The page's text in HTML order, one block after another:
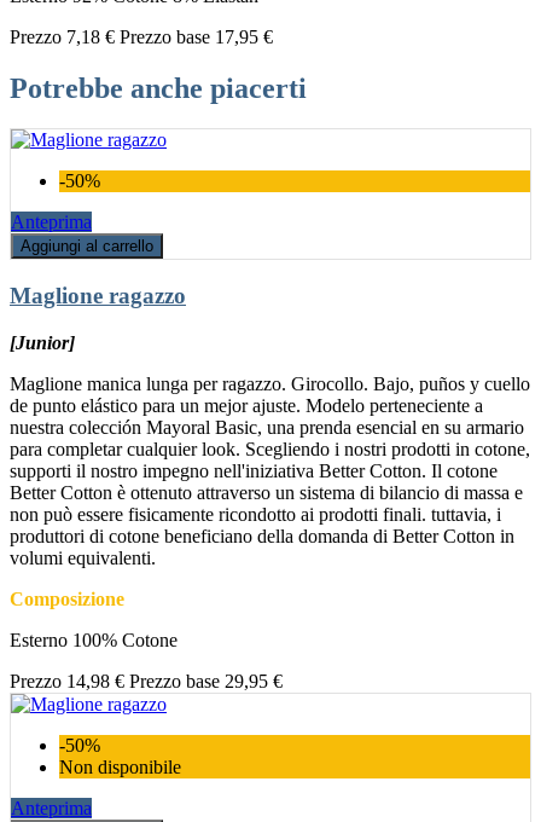
Prezzo 7,18 € Prezzo base 17,95 €
Potrebbe anche piacerti
-50%
Anteprima
Aggiungi al carrello
Maglione ragazzo
[Junior]
Maglione manica lunga per ragazzo. Girocollo. Bajo, puños y cuello
de punto elástico para un mejor ajuste. Modelo perteneciente a
nuestra colección Mayoral Basic, una prenda esencial en su armario
para completar cualquier look. Scegliendo i nostri prodotti in cotone,
supporti il nostro impegno nell'iniziativa Better Cotton. Il cotone
Better Cotton è ottenuto attraverso un sistema di bilancio di massa e
non può essere fisicamente ricondotto ai prodotti finali. tuttavia, i
produttori di cotone beneficiano della domanda di Better Cotton in
volumi equivalenti.
Composizione
Esterno 100% Cotone
Prezzo 14,98 € Prezzo base 29,95 €
-50%
Non disponibile
Anteprima